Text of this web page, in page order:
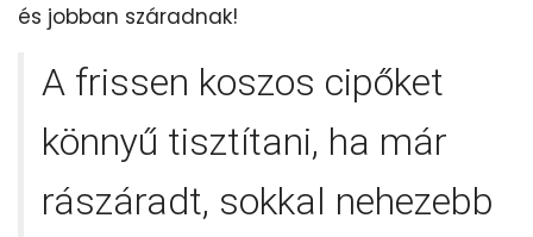
és jobban száradnak!
A frissen koszos cipőket
könnyű tisztítani, ha már
rászáradt, sokkal nehezebb